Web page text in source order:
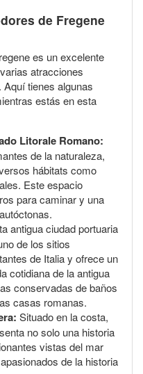
de Fregene
es un excelente
atracciones
tienes algunas
estás en esta
Litorale Romano:
de la naturaleza,
hábitats como
Este espacio
para caminar y una
antigua ciudad portuaria
de los sitios
de Italia y ofrece un
cotidiana de la antigua
conservadas de baños
casas romanas.
Situado en la costa,
no solo una historia
vistas del mar
de la historia